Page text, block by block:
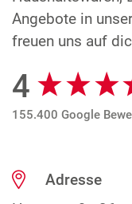
Angebote in
freuen uns auf
Google
4
155.400 Google
Adresse